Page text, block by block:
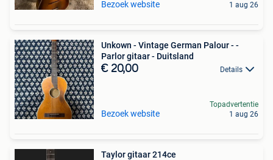
Bezoek website
1 aug 26
Unkown - Vintage German Palour - -
Parlor gitaar - Duitsland
€ 20,00 Details
Bezoek website
Topadvertentie
1 aug 26
Taylor gitaar 214ce